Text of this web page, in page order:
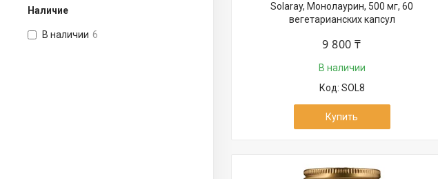
Наличие
В наличии 6
Solaray, Монолаурин, 500 мг, 60
вегетарианских капсул
9 800 ₸
В наличии
SOL8
Купить